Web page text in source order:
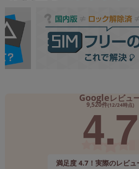
Googleレビュ
9,520件(12/24時点)
4.7
満足度 4.7！実際のレビュ